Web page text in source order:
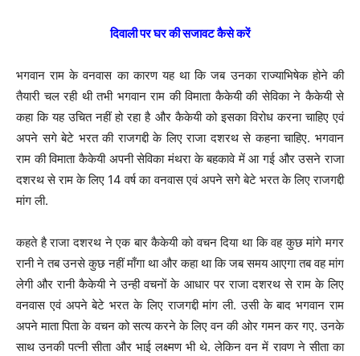
दिवाली पर घर की सजावट कैसे करें
भगवान राम के वनवास का कारण यह था कि जब उनका राज्याभिषेक होने की
तैयारी चल रही थी तभी भगवान राम की विमाता कैकेयी की सेविका ने कैकेयी से
कहा कि यह उचित नहीं हो रहा है और कैकेयी को इसका विरोध करना चाहिए एवं
अपने सगे बेटे भरत की राजगद्दी के लिए राजा दशरथ से कहना चाहिए. भगवान
राम की विमाता कैकेयी अपनी सेविका मंथरा के बहकावे में आ गई और उसने राजा
दशरथ से राम के लिए 14 वर्ष का वनवास एवं अपने सगे बेटे भरत के लिए राजगद्दी
मांग ली.
कहते है राजा दशरथ ने एक बार कैकेयी को वचन दिया था कि वह कुछ मांगे मगर
रानी ने तब उनसे कुछ नहीं माँगा था और कहा था कि जब समय आएगा तब वह मांग
लेगी और रानी कैकेयी ने उन्ही वचनों के आधार पर राजा दशरथ से राम के लिए
वनवास एवं अपने बेटे भरत के लिए राजगद्दी मांग ली. उसी के बाद भगवान राम
अपने माता पिता के वचन को सत्य करने के लिए वन की ओर गमन कर गए. उनके
साथ उनकी पत्नी सीता और भाई लक्ष्मण भी थे. लेकिन वन में रावण ने सीता का